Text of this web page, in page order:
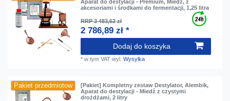
Aparat do destylacji - Premium, Miedź, z
akcesoriami i środkami do fermentacji, 1,25 litra
RRP 3 483,62 zł
2 786,89 zł *
Dodaj do koszyka
*w tym VAT wyl.Wysylka
Pakiet przedmiotow
[Pakiet] Kompletny zestaw Destylator, Alembik,
Aparat do destylacji - Miedź z czystymi
drożdżami, 2 litry